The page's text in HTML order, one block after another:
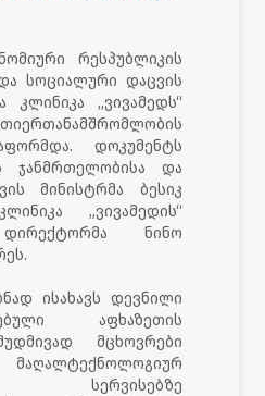
რესპუბლიკის
სოციალური დაცვის
კლინიკა „ვივამედს“
დოკუმენტს
ჯანმრთელობისა და
მინისტრმა ბესიკ
„ვივამედის“
ნინო
ისახავს დევნილი
აფხაზეთის
მცხოვრები
სერვისებზე